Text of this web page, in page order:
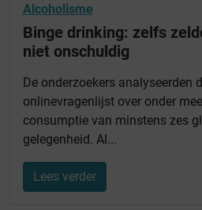
Alcoholisme
Binge drinking: zelfs
niet onschuldig
De onderzoekers analyseerden
onlinevragenlijst over onder
consumptie van minstens zes
gelegenheid. Al...
Lees verder